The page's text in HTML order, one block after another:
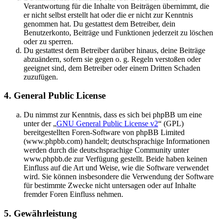
Verantwortung für die Inhalte von Beiträgen übernimmt, die
er nicht selbst erstellt hat oder die er nicht zur Kenntnis
genommen hat. Du gestattest dem Betreiber, dein
Benutzerkonto, Beiträge und Funktionen jederzeit zu löschen
oder zu sperren.
Du gestattest dem Betreiber darüber hinaus, deine Beiträge
abzuändern, sofern sie gegen o. g. Regeln verstoßen oder
geeignet sind, dem Betreiber oder einem Dritten Schaden
zuzufügen.
4. General Public License
Du nimmst zur Kenntnis, dass es sich bei phpBB um eine
unter der „GNU General Public License v2“ (GPL)
bereitgestellten Foren-Software von phpBB Limited
(www.phpbb.com) handelt; deutschsprachige Informationen
werden durch die deutschsprachige Community unter
www.phpbb.de zur Verfügung gestellt. Beide haben keinen
Einfluss auf die Art und Weise, wie die Software verwendet
wird. Sie können insbesondere die Verwendung der Software
für bestimmte Zwecke nicht untersagen oder auf Inhalte
fremder Foren Einfluss nehmen.
5. Gewährleistung